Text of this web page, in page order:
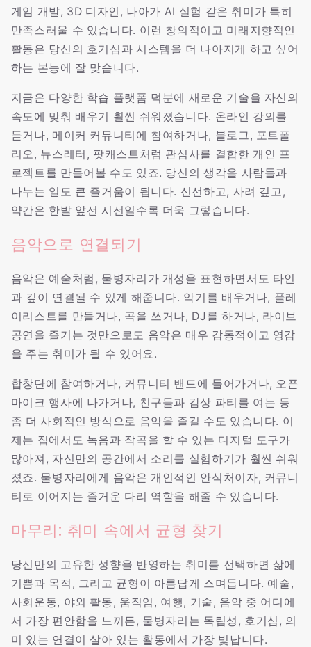
게임 개발, 3D 디자인, 나아가 AI 실험 같은 취미가 특히
만족스러울 수 있습니다. 이런 창의적이고 미래지향적인
활동은 당신의 호기심과 시스템을 더 나아지게 하고 싶어
하는 본능에 잘 맞습니다.
지금은 다양한 학습 플랫폼 덕분에 새로운 기술을 자신의
속도에 맞춰 배우기 훨씬 쉬워졌습니다. 온라인 강의를
듣거나, 메이커 커뮤니티에 참여하거나, 블로그, 포트폴
리오, 뉴스레터, 팟캐스트처럼 관심사를 결합한 개인 프
로젝트를 만들어볼 수도 있죠. 당신의 생각을 사람들과
나누는 일도 큰 즐거움이 됩니다. 신선하고, 사려 깊고,
약간은 한발 앞선 시선일수록 더욱 그렇습니다.
음악으로 연결되기
음악은 예술처럼, 물병자리가 개성을 표현하면서도 타인
과 깊이 연결될 수 있게 해줍니다. 악기를 배우거나, 플레
이리스트를 만들거나, 곡을 쓰거나, DJ를 하거나, 라이브
공연을 즐기는 것만으로도 음악은 매우 감동적이고 영감
을 주는 취미가 될 수 있어요.
합창단에 참여하거나, 커뮤니티 밴드에 들어가거나, 오픈
마이크 행사에 나가거나, 친구들과 감상 파티를 여는 등
좀 더 사회적인 방식으로 음악을 즐길 수도 있습니다. 이
제는 집에서도 녹음과 작곡을 할 수 있는 디지털 도구가
많아져, 자신만의 공간에서 소리를 실험하기가 훨씬 쉬워
졌죠. 물병자리에게 음악은 개인적인 안식처이자, 커뮤니
티로 이어지는 즐거운 다리 역할을 해줄 수 있습니다.
마무리: 취미 속에서 균형 찾기
당신만의 고유한 성향을 반영하는 취미를 선택하면 삶에
기쁨과 목적, 그리고 균형이 아름답게 스며듭니다. 예술,
사회운동, 야외 활동, 움직임, 여행, 기술, 음악 중 어디에
서 가장 편안함을 느끼든, 물병자리는 독립성, 호기심, 의
미 있는 연결이 살아 있는 활동에서 가장 빛납니다.